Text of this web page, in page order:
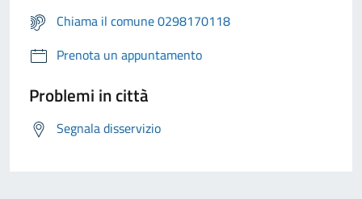
Chiama il comune 0298170118
Prenota un appuntamento
Problemi in città
Segnala disservizio